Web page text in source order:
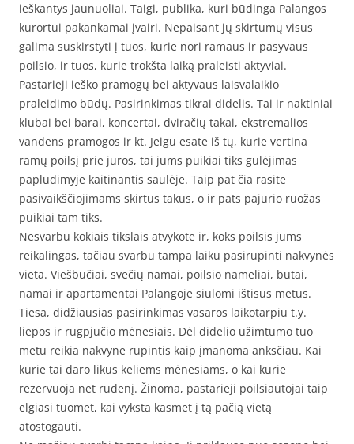
ieškantys jaunuoliai. Taigi, publika, kuri būdinga Palangos
kurortui pakankamai įvairi. Nepaisant jų skirtumų visus
galima suskirstyti į tuos, kurie nori ramaus ir pasyvaus
poilsio, ir tuos, kurie trokšta laiką praleisti aktyviai.
Pastarieji ieško pramogų bei aktyvaus laisvalaikio
praleidimo būdų. Pasirinkimas tikrai didelis. Tai ir naktiniai
klubai bei barai, koncertai, dviračių takai, ekstremalios
vandens pramogos ir kt. Jeigu esate iš tų, kurie vertina
ramų poilsį prie jūros, tai jums puikiai tiks gulėjimas
paplūdimyje kaitinantis saulėje. Taip pat čia rasite
pasivaikščiojimams skirtus takus, o ir pats pajūrio ruožas
puikiai tam tiks.
Nesvarbu kokiais tikslais atvykote ir, koks poilsis jums
reikalingas, tačiau svarbu tampa laiku pasirūpinti nakvynės
vieta. Viešbučiai, svečių namai, poilsio nameliai, butai,
namai ir apartamentai Palangoje siūlomi ištisus metus.
Tiesa, didžiausias pasirinkimas vasaros laikotarpiu t.y.
liepos ir rugpjūčio mėnesiais. Dėl didelio užimtumo tuo
metu reikia nakvyne rūpintis kaip įmanoma anksčiau. Kai
kurie tai daro likus keliems mėnesiams, o kai kurie
rezervuoja net rudenį. Žinoma, pastarieji poilsiautojai taip
elgiasi tuomet, kai vyksta kasmet į tą pačią vietą
atostogauti.